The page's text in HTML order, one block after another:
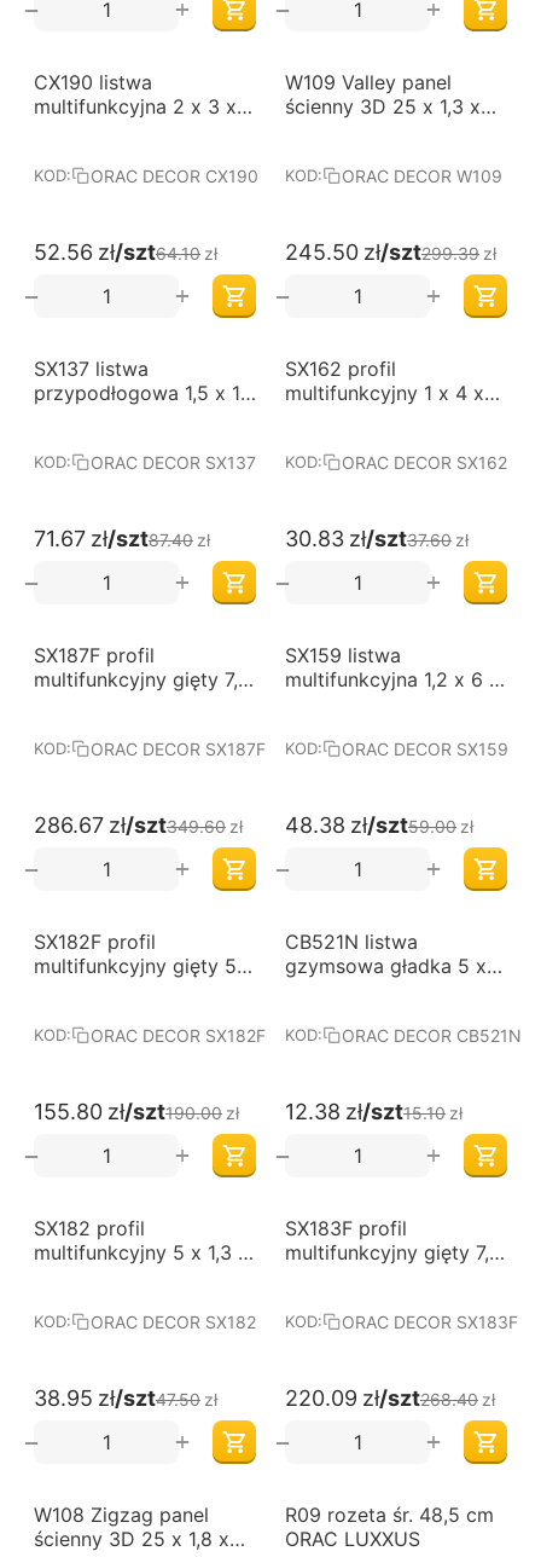
+
− +
−
-18%
CX190 listwa
multifunkcyjna 2 x 3 x
KOD: ORAC DECOR CX190
52.56 zł/szt64.10 zł
+
−
-18%
W109 Valley panel
ścienny 3D 25 x 1,3 x
KOD: ORAC DECOR W109
245.50 zł/szt299.39 zł
+
−
-18%
SX137 listwa
przypodłogowa 1,5 x 10
KOD: ORAC DECOR SX137
71.67 zł/szt87.40 zł
+
−
-18%
SX162 profil
multifunkcyjny 1 x 4 x
KOD: ORAC DECOR SX162
30.83 zł/szt37.60 zł
+
−
-18%
SX187F profil
multifunkcyjny gięty 7,5
KOD: ORAC DECOR SX187F
286.67 zł/szt349.60 zł
+
−
-18%
SX159 listwa
multifunkcyjna 1,2 x 6 x
KOD: ORAC DECOR SX159
48.38 zł/szt59.00 zł
+
−
-18%
SX182F profil
multifunkcyjny gięty 5 x
KOD: ORAC DECOR SX182F
155.80 zł/szt190.00 zł
+
−
-18%
CB521N listwa
gzymsowa gładka 5 x 5
KOD: ORAC DECOR CB521N
12.38 zł/szt15.10 zł
+
−
-18%
SX182 profil
multifunkcyjny 5 x 1,3 x
KOD: ORAC DECOR SX182
38.95 zł/szt47.50 zł
+
−
-18%
SX183F profil
multifunkcyjny gięty 7,5
KOD: ORAC DECOR SX183F
220.09 zł/szt268.40 zł
+
−
-18%
W108 Zigzag panel
ścienny 3D 25 x 1,8 x
-18%
R09 rozeta śr. 48,5 cm
ORAC LUXXUS